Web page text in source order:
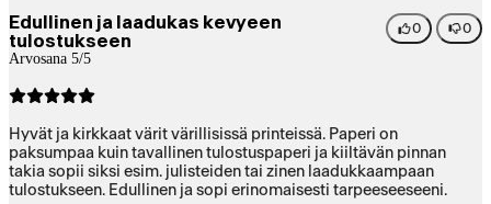
Edullinen ja laadukas kevyeen
tulostukseen
Arvosana 5/5
0 0
Hyvät ja kirkkaat värit värillisissä printeissä. Paperi on
paksumpaa kuin tavallinen tulostuspaperi ja kiiltävän pinnan
takia sopii siksi esim. julisteiden tai zinen laadukkaampaan
tulostukseen. Edullinen ja sopi erinomaisesti tarpeeseeseeni.